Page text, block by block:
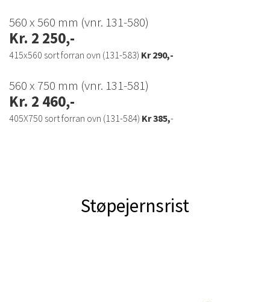
560 x 560 mm (vnr. 131-580)
Kr. 2 250,-
415x560 sort forran ovn (131-583) Kr 290,-
560 x 750 mm (vnr. 131-581)
Kr. 2 460,-
405X750 sort forran ovn (131-584) Kr 385,-
Støpejernsrist